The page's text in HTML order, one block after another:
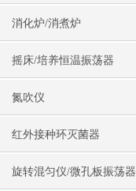
消化炉/消煮炉
摇床/培养恒温振荡器
氮吹仪
红外接种环灭菌器
旋转混匀仪/微孔板振荡器